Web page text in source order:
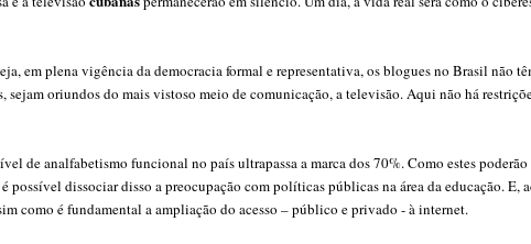
em plena vigência da democracia formal e representativa, os blogues no Brasil
oriundos do mais vistoso meio de comunicação, a televisão. Aqui não há
de analfabetismo funcional no país ultrapassa a marca dos 70%. Como estes
possível dissociar disso a preocupação com políticas públicas na área da educação.
como é fundamental a ampliação do acesso – público e privado - à internet.